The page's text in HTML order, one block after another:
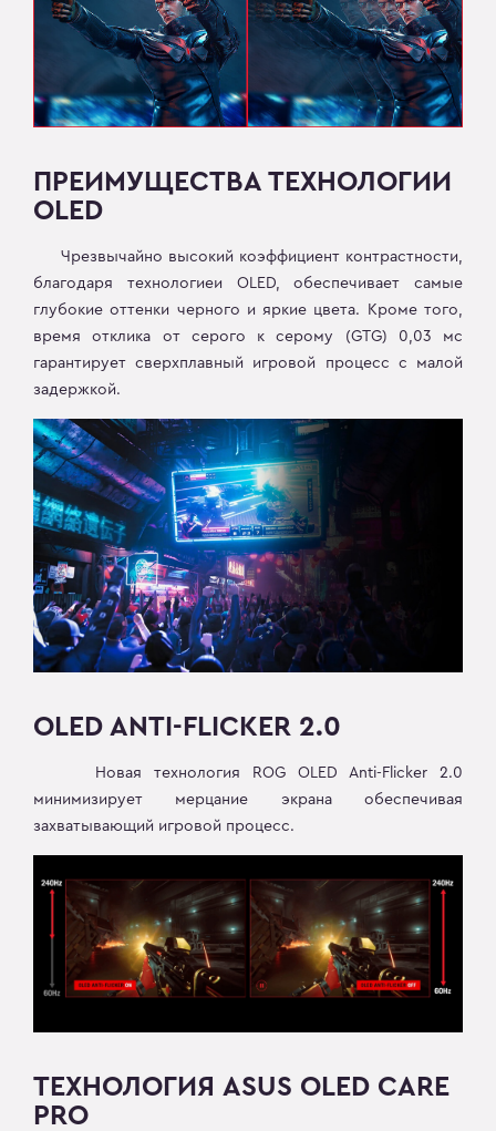
ПРЕИМУЩЕСТВА ТЕХНОЛОГИИ
OLED
Чрезвычайно высокий коэффициент контрастности,
благодаря технологиеи OLED, обеспечивает самые
глубокие оттенки черного и яркие цвета. Кроме того,
время отклика от серого к серому (GTG) 0,03 мс
гарантирует сверхплавный игровой процесс с малой
задержкой.
OLED ANTI-FLICKER 2.0
Новая технология ROG OLED Anti-Flicker 2.0
минимизирует мерцание экрана обеспечивая
захватывающий игровой процесс.
ТЕХНОЛОГИЯ ASUS OLED CARE
PRO